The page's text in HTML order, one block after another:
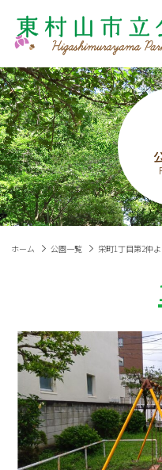
ホーム 公園一覧 栄町1丁目第2仲